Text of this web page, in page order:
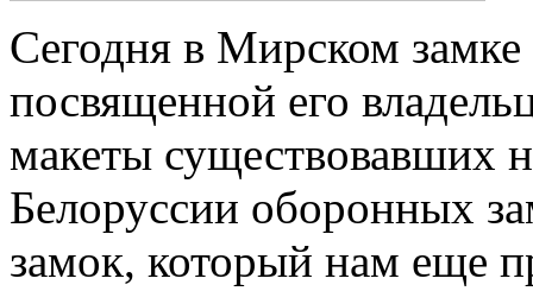
Сегодня в Мирском
посвященной его
макеты существовавших
Белоруссии оборонных
замок, который нам еще